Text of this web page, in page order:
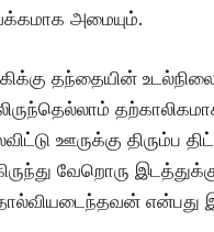
அமையும்.
தந்தையின்
ஊருக்கு திரும்ப
வேறொரு
என்பது